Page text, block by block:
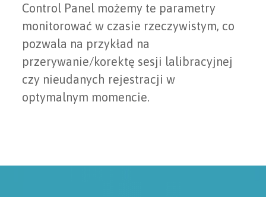
Control Panel możemy te parametry
monitorować w czasie rzeczywistym, co
pozwala na przykład na
przerywanie/korektę sesji lalibracyjnej
czy nieudanych rejestracji w
optymalnym momencie.